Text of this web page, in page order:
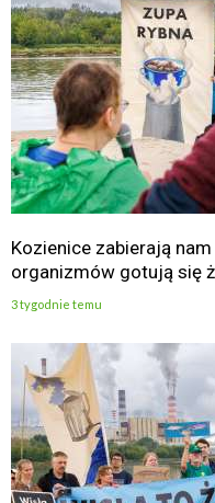
Kozienice zabierają nam
organizmów gotują się
3 tygodnie temu